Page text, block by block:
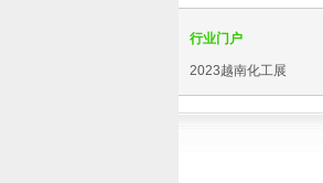
行业门户
2023越南化工展